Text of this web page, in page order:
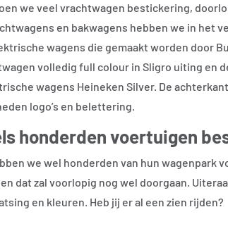
we veel vrachtwagen bestickering,
en bakwagens hebben we in het
wagens die gemaakt worden door
volledig full colour in Sligro uiting en
wagens Heineken Silver. De
logo’s en belettering.
honderden voertuigen
we wel honderden van hun wagenpark
dat zal voorlopig nog wel doorgaan.
en kleuren. Heb jij er al een zien rijden?